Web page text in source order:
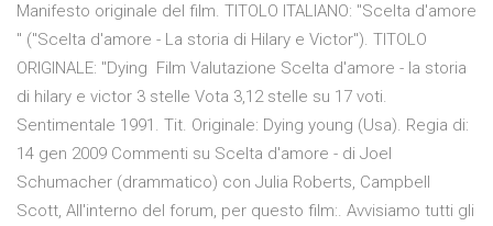
Manifesto originale del film. TITOLO ITALIANO: "Scelta d'amore
" ("Scelta d'amore - La storia di Hilary e Victor"). TITOLO
ORIGINALE: "Dying Film Valutazione Scelta d'amore - la storia
di hilary e victor 3 stelle Vota 3,12 stelle su 17 voti.
Sentimentale 1991. Tit. Originale: Dying young (Usa). Regia di:
14 gen 2009 Commenti su Scelta d'amore - di Joel
Schumacher (drammatico) con Julia Roberts, Campbell
Scott, All'interno del forum, per questo film:. Avvisiamo tutti gli